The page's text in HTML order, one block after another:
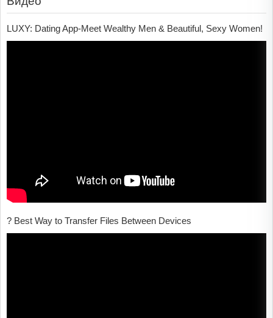
LUXY: Dating App-Meet Wealthy Men & Beautiful, Sexy Women!
? Best Way to Transfer Files Between Devices